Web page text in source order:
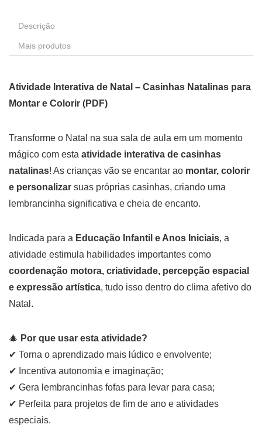
Descrição
Mais produtos
Atividade Interativa de Natal – Casinhas Natalinas para
Montar e Colorir (PDF)
Transforme o Natal na sua sala de aula em um momento
mágico com esta atividade interativa de casinhas
natalinas! As crianças vão se encantar ao montar, colorir
e personalizar suas próprias casinhas, criando uma
lembrancinha significativa e cheia de encanto.
Indicada para a Educação Infantil e Anos Iniciais, a
atividade estimula habilidades importantes como
coordenação motora, criatividade, percepção espacial
e expressão artística, tudo isso dentro do clima afetivo do
Natal.
🎄 Por que usar esta atividade?
✔ Torna o aprendizado mais lúdico e envolvente;
✔ Incentiva autonomia e imaginação;
✔ Gera lembrancinhas fofas para levar para casa;
✔ Perfeita para projetos de fim de ano e atividades
especiais.